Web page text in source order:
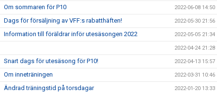
Om sommaren för P10 2022-06-08 14:50
Dags för försäljning av VFF:s rabatthäften! 2022-05-30 21:56
Information till föräldrar inför utesäsongen 2022 2022-05-05 21:34
2022-04-24 21:28
Snart dags för utesäsong för P10! 2022-04-13 15:57
Om inneträningen 2022-03-31 10:46
Ändrad träningstid på torsdagar 2022-01-20 13:33